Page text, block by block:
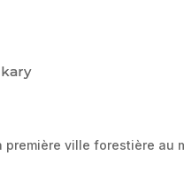
première ville forestière au